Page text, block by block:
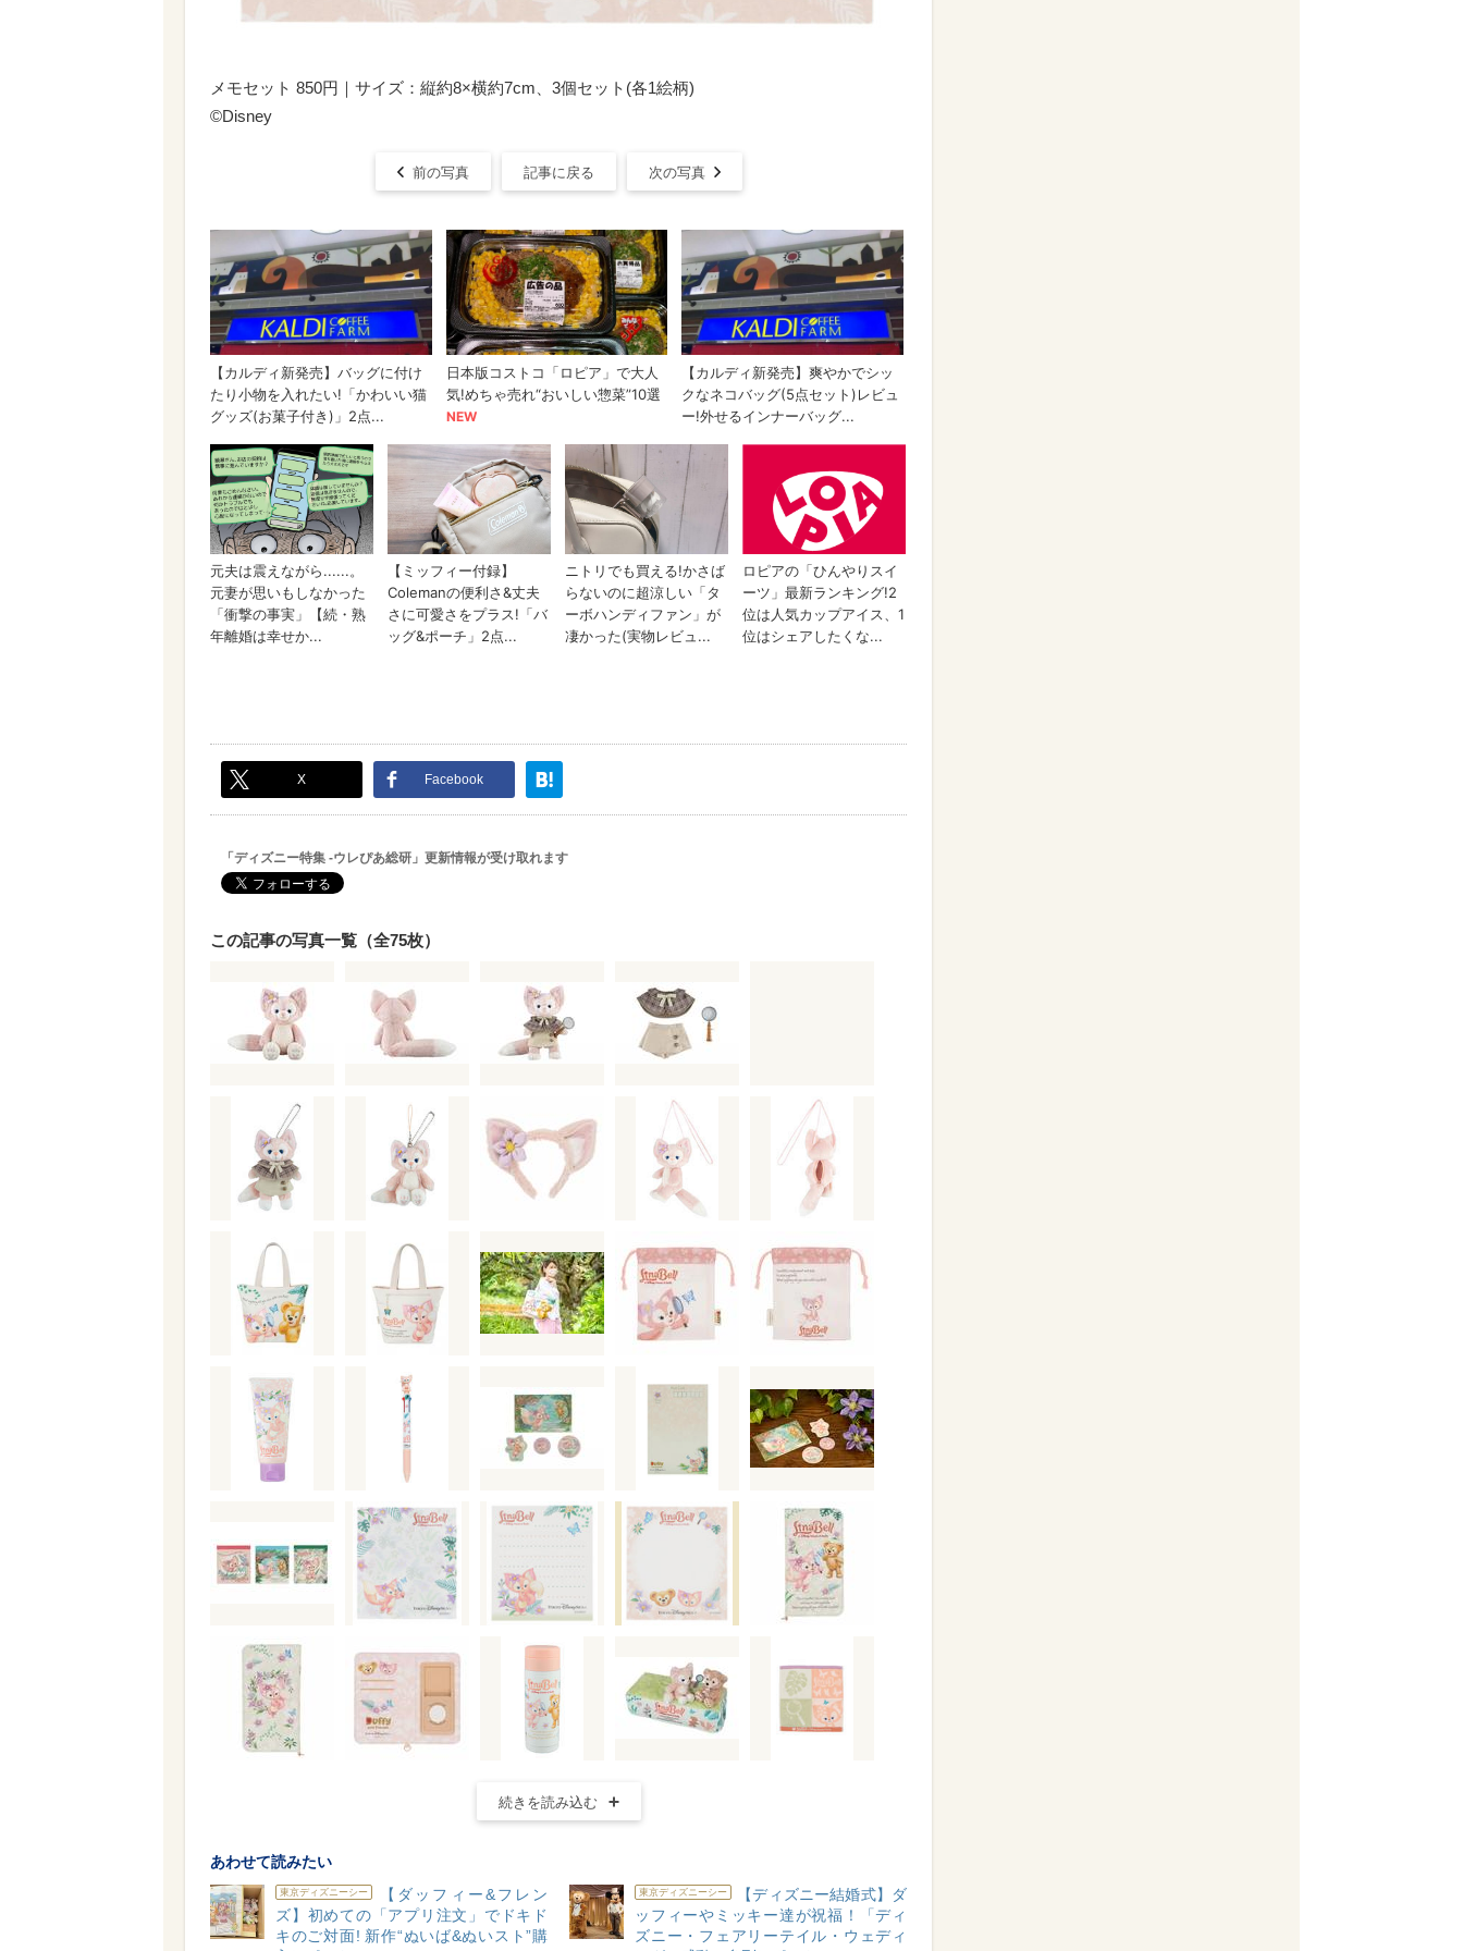
メモセット 850円｜サイズ：縦約8×横約7cm、3個セット(各1絵柄)
©︎Disney
前の写真 記事に戻る 次の写真
X Facebook
「ディズニー特集 -ウレぴあ総研」更新情報が受け取れます
この記事の写真一覧（全75枚）
続きを読み込む
あわせて読みたい
東京ディズニーシー
【ダッフィー&フレン
ズ】初めての「アプリ注文」でドキド
キのご対面! 新作“ぬいば&ぬいスト”購
東京ディズニーシー
【ディズニー結婚式】ダ
ッフィーやミッキー達が祝福！「ディ
ズニー・フェアリーテイル・ウェディ